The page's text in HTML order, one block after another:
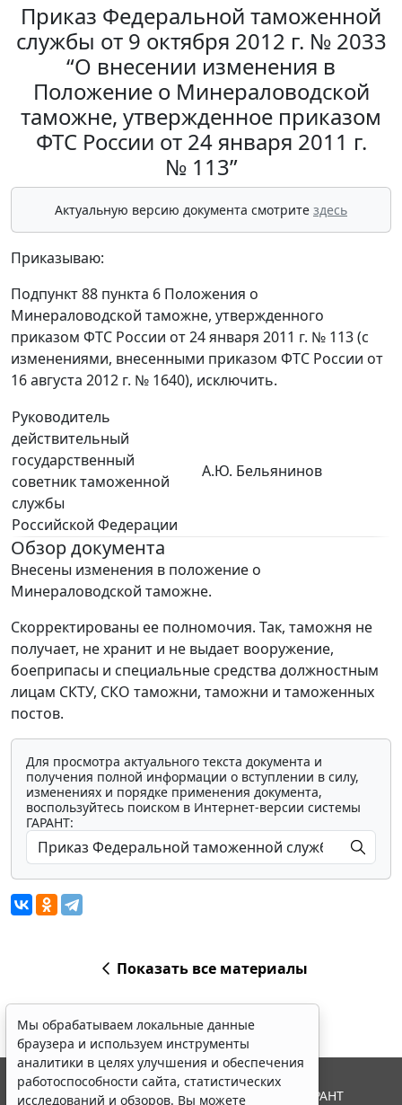
Приказ Федеральной таможенной
службы от 9 октября 2012 г. № 2033
“О внесении изменения в
Положение о Минераловодской
таможне, утвержденное приказом
ФТС России от 24 января 2011 г.
№ 113”
Актуальную версию документа смотрите здесь
Приказываю:
Подпункт 88 пункта 6 Положения о
Минераловодской таможне, утвержденного
приказом ФТС России от 24 января 2011 г. № 113 (с
изменениями, внесенными приказом ФТС России от
16 августа 2012 г. № 1640), исключить.
Руководитель
действительный
государственный
советник таможенной
службы
Российской Федерации
А.Ю. Бельянинов
Обзор документа
Внесены изменения в положение о
Минераловодской таможне.
Скорректированы ее полномочия. Так, таможня не
получает, не хранит и не выдает вооружение,
боеприпасы и специальные средства должностным
лицам СКТУ, СКО таможни, таможни и таможенных
постов.
Для просмотра актуального текста документа и
получения полной информации о вступлении в силу,
изменениях и порядке применения документа,
воспользуйтесь поиском в Интернет-версии системы
ГАРАНТ:
Показать все материалы
Мы обрабатываем локальные данные
браузера и используем инструменты
аналитики в целях улучшения и обеспечения
работоспособности сайта, статистических
исследований и обзоров. Вы можете
© ООО "НПП "ГАРАНТ-СЕРВИС", 2026. Система ГАРАНТ